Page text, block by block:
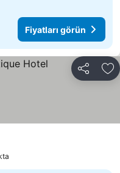
Fiyatları görün
Paylaş